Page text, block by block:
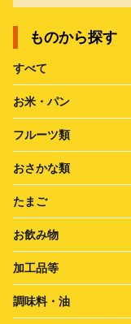
ものから探す
すべて
お米・パン
フルーツ類
おさかな類
たまご
お飲み物
加工品等
調味料・油